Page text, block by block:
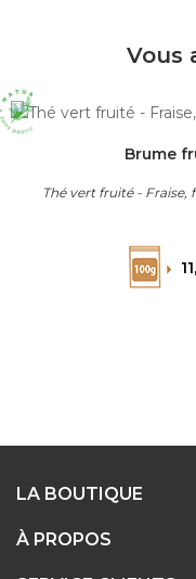
Vous
Brume
Thé vert fruité - Fraise,
Prix
LA BOUTIQUE
À PROPOS